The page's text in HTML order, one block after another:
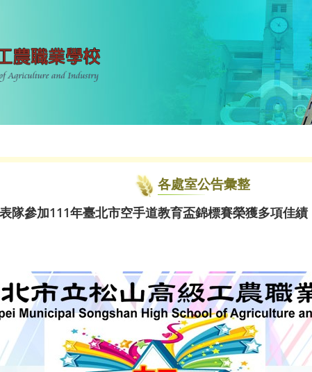
各處室公告彙整
隊參加111年臺北市空手道教育盃錦標賽榮獲多項佳績